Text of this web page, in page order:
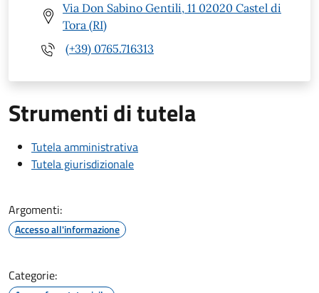
Via Don Sabino Gentili, 11 02020 Castel di
Tora (RI)
(+39) 0765.716313
Strumenti di tutela
Tutela amministrativa
Tutela giurisdizionale
Argomenti:
Accesso all'informazione
Categorie: